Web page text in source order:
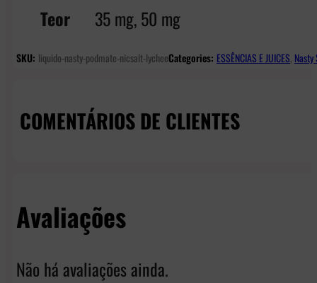
Teor
35 mg, 50 mg
SKU: liquido-nasty-podmate-nicsalt-lycheeCategories: ESSÊNCIAS E JUICES,
COMENTÁRIOS DE CLIENTES
Avaliações
Não há avaliações ainda.